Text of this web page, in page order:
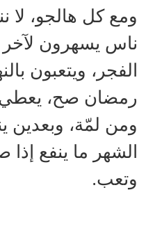
ومع كل هالجو، لا
ناس يسهرون لآخر
الفجر، ويتعبون
رمضان صح، يعطي
ومن لمّة، وبعدين
الشهر ما ينفع
وتعب.